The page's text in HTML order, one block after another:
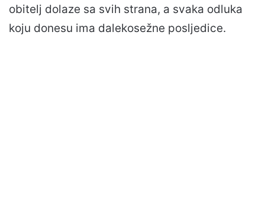
obitelj dolaze sa svih strana, a svaka odluka
koju donesu ima dalekosežne posljedice.